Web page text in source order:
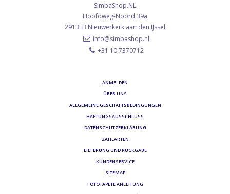
SimbaShop.NL
Hoofdweg-Noord 39a
2913LB Nieuwerkerk aan den IJssel
info@simbashop.nl
+31 10 7370712
ANMELDEN
ÜBER UNS
ALLGEMEINE GESCHÄFTSBEDINGUNGEN
HAFTUNGSAUSSCHLUSS
DATENSCHUTZERKLÄRUNG
ZAHLARTEN
LIEFERUNG UND RÜCKGABE
KUNDENSERVICE
SITEMAP
FOTOTAPETE ANLEITUNG